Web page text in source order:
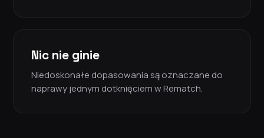
Nic nie ginie
Niedoskonałe dopasowania są oznaczane do
naprawy jednym dotknięciem w Rematch.